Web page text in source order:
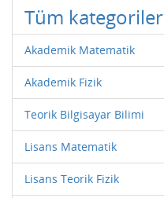
Tüm kategoriler
Akademik Matematik
Akademik Fizik
Teorik Bilgisayar Bilimi
Lisans Matematik
Lisans Teorik Fizik